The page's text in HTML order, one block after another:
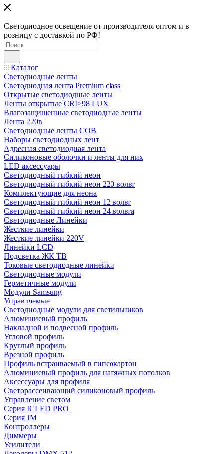
Светодиодное освещение от производителя оптом и в
розницу с доставкой по РФ!
Каталог
Светодиодные ленты
Светодиодная лента Premium class
Открытые светодиодные ленты
Ленты открытые CRI>98 LUX
Влагозащищенные светодиодные ленты
Лента 220в
Светодиодные ленты COB
Наборы светодиодных лент
Адресная светодиодная лента
Силиконовые оболочки и ленты для них
LED аксессуары
Светодиодный гибкий неон
Светодиодный гибкий неон 220 вольт
Комплектующие для неона
Светодиодный гибкий неон 12 вольт
Светодиодный гибкий неон 24 вольта
Светодиодные Линейки
Жесткие линейки
Жесткие линейки 220V
Линейки LCD
Подсветка ЖК ТВ
Токовые светодиодные линейки
Светодиодные модули
Герметичные модули
Модули Samsung
Управляемые
Светодиодные модули для светильников
Алюминиевый профиль
Накладной и подвесной профиль
Угловой профиль
Круглый профиль
Врезной профиль
Профиль встраиваемый в гипсокартон
Алюминиевый профиль для натяжных потолков
Аксессуары для профиля
Светорассеивающий силиконовый профиль
Управление светом
Серия ICLED PRO
Серия JM
Контроллеры
Диммеры
Усилители